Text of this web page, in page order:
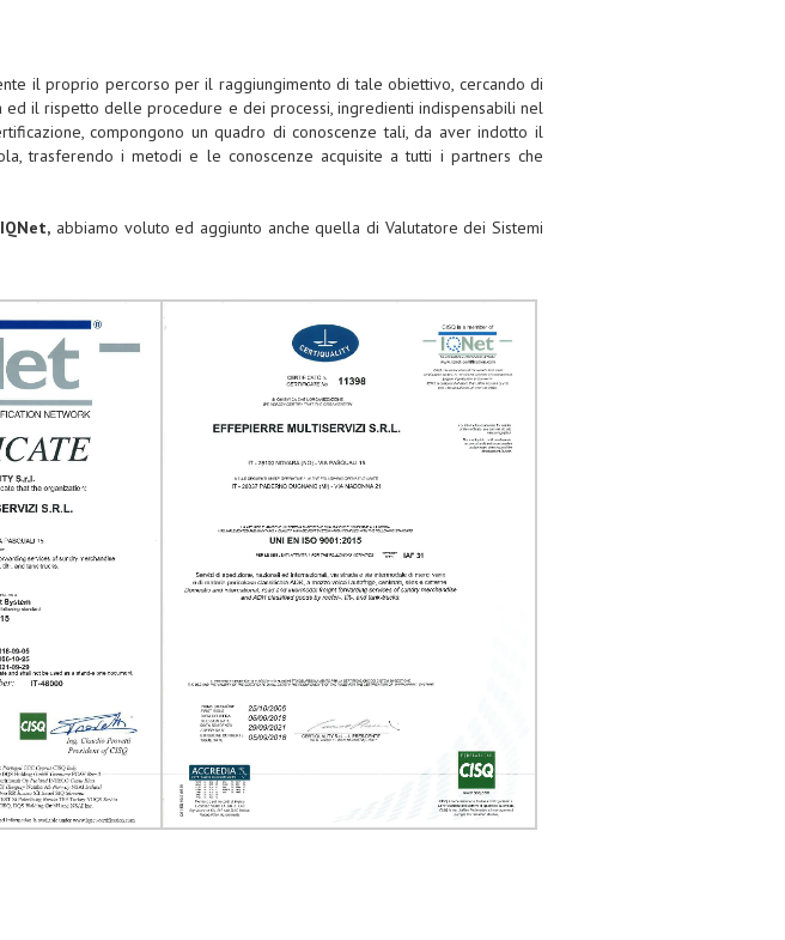
il proprio percorso per il raggiungimento di tale obiettivo, cercando di
il rispetto delle procedure e dei processi, ingredienti indispensabili nel
compongono un quadro di conoscenze tali, da aver indotto il
trasferendo i metodi e le conoscenze acquisite a tutti i partners che
abbiamo voluto ed aggiunto anche quella di Valutatore dei Sistemi